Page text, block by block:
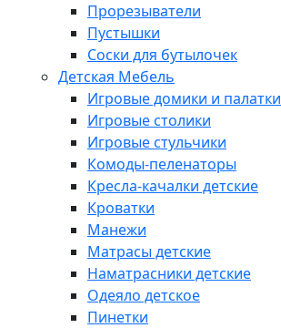
Прорезыватели
Пустышки
Соски для бутылочек
Детская Мебель
Игровые домики и палатки
Игровые столики
Игровые стульчики
Комоды-пеленаторы
Кресла-качалки детские
Кроватки
Манежи
Матрасы детские
Наматрасники детские
Одеяло детское
Пинетки